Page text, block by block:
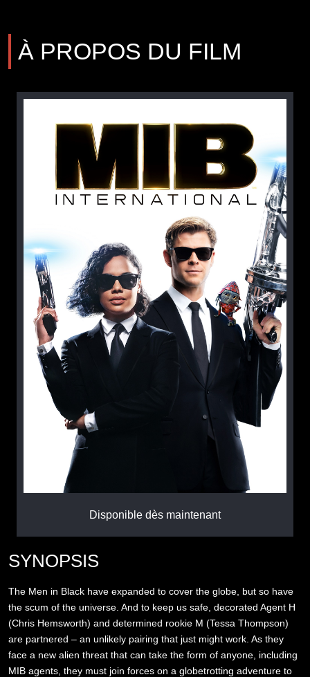
À PROPOS DU FILM
Disponible dès maintenant
SYNOPSIS
The Men in Black have expanded to cover the globe, but so have
the scum of the universe. And to keep us safe, decorated Agent H
(Chris Hemsworth) and determined rookie M (Tessa Thompson)
are partnered – an unlikely pairing that just might work. As they
face a new alien threat that can take the form of anyone, including
MIB agents, they must join forces on a globetrotting adventure to